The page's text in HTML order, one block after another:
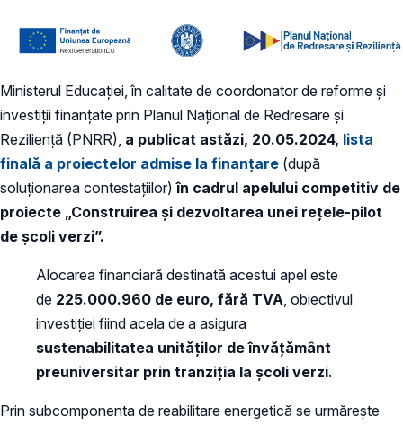
Ministerul Educației, în calitate de coordonator de reforme și
investiții finanțate prin Planul Național de Redresare și
Reziliență (PNRR), a publicat astăzi, 20.05.2024, lista
finală a proiectelor admise la finanțare (după
soluționarea contestațiilor)în cadrul apelului competitiv de
proiecte „Construirea și dezvoltarea unei rețele-pilot
de școli verzi”.
Alocarea financiară destinată acestui apel este
de 225.000.960 de euro, fără TVA , obiectivul
investiției fiind acela de a asigura
sustenabilitatea unităților de învățământ
preuniversitar prin tranziția la școli verzi.
Prin subcomponenta de reabilitare energetică se urmărește